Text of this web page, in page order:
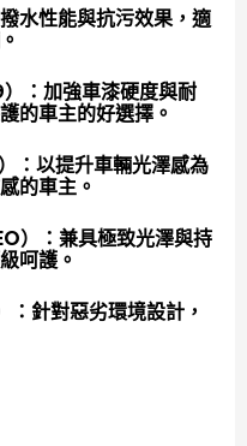
水性能與抗污效果，適
：加強車漆硬度與耐
的車主的好選擇。
：以提升車輛光澤感為
的車主。
）：兼具極致光澤與持
呵護。
針對惡劣環境設計，